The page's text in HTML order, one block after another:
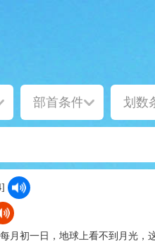
月初一日，地球上看不到月光，